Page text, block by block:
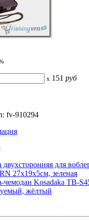
x 151 руб
fv-910294
двухсторонняя для
27x19x5см, зеленая
чемодан Kosadaka TB-
жёлтый